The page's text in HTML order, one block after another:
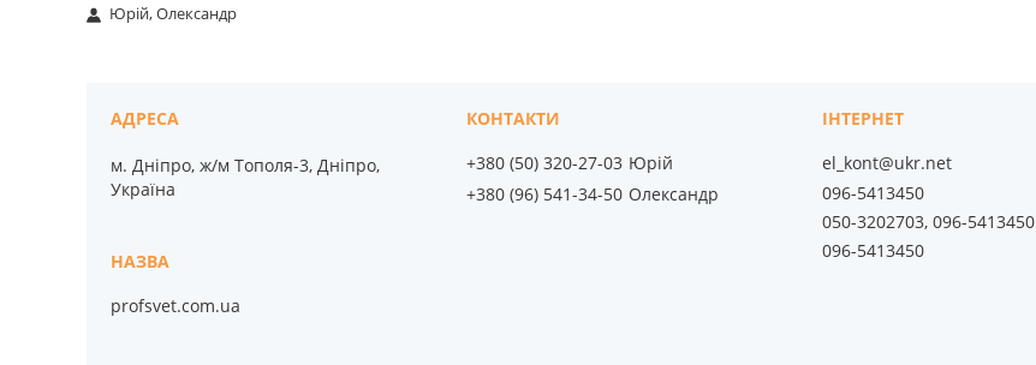
Юрій, Олександр
м. Дніпро, ж/м Тополя-3, Дніпро,
Україна
profsvet.com.ua
+380 (50) 320-27-03 Юрій
+380 (96) 541-34-50 Олександр
el_kont@ukr.net
096-5413450
050-3202703, 096-5413450
096-5413450